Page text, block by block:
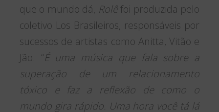
que o mundo dá, Rolêfoi produzida pelo
coletivo Los Brasileiros, responsáveis por
sucessos de artistas como Anitta, Vitão e
Jão. “É uma música que fala sobre a
superação de um relacionamento
tóxico e faz a reflexão de como o
mundo gira rápido. Uma hora você tá lá